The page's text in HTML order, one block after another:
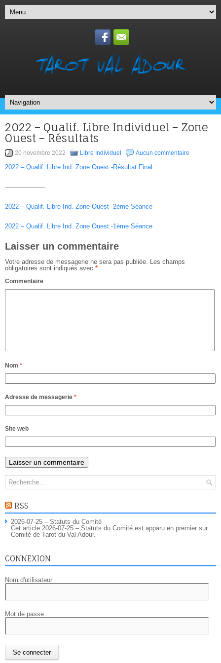
2022 – Qualif. Libre Individuel – Zone
Ouest – Résultats
20 novembre 2022 Libre Individuel Aucun commentaire
2022 – Qualif. Libre Ind. Zone Ouest -Résultat Final
——————-
2022 – Qualif. Libre Ind. Zone Ouest -2ème Séance
2022 – Qualif. Libre Ind. Zone Ouest -1ème Séance
Laisser un commentaire
Votre adresse de messagerie ne sera pas publiée. Les champs
obligatoires sont indiqués avec *
Commentaire
Nom *
Adresse de messagerie *
Site web
RSS
2026-07-25 – Statuts du Comité
Cet article 2026-07-25 – Statuts du Comité est apparu en premier sur
Comité de Tarot du Val Adour.
CONNEXION
Nom d'utilisateur
Mot de passe